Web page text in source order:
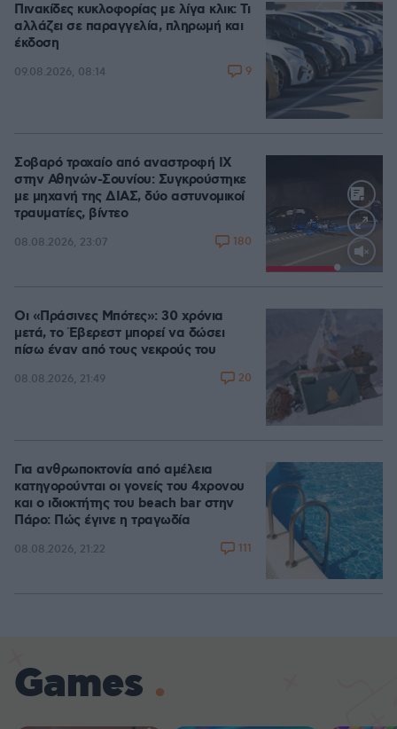
Πινακίδες κυκλοφορίας με λίγα κλικ: Τι
αλλάζει σε παραγγελία, πληρωμή και
έκδοση
09.08.2026, 08:14 9
Loaded
Σοβαρό τροχαίο από αναστροφή ΙΧ
στην Αθηνών-Σουνίου: Συγκρούστηκε
με μηχανή της ΔΙΑΣ, δύο αστυνομικοί
τραυματίες, βίντεο
08.08.2026, 23:07 180
Οι «Πράσινες Μπότες»: 30 χρόνια
μετά, το Έβερεστ μπορεί να δώσει
πίσω έναν από τους νεκρούς του
08.08.2026, 21:49 20
Για ανθρωποκτονία από αμέλεια
κατηγορούνται οι γονείς του 4χρονου
και ο ιδιοκτήτης του beach bar στην
Πάρο: Πώς έγινε η τραγωδία
08.08.2026, 21:22 111
Games